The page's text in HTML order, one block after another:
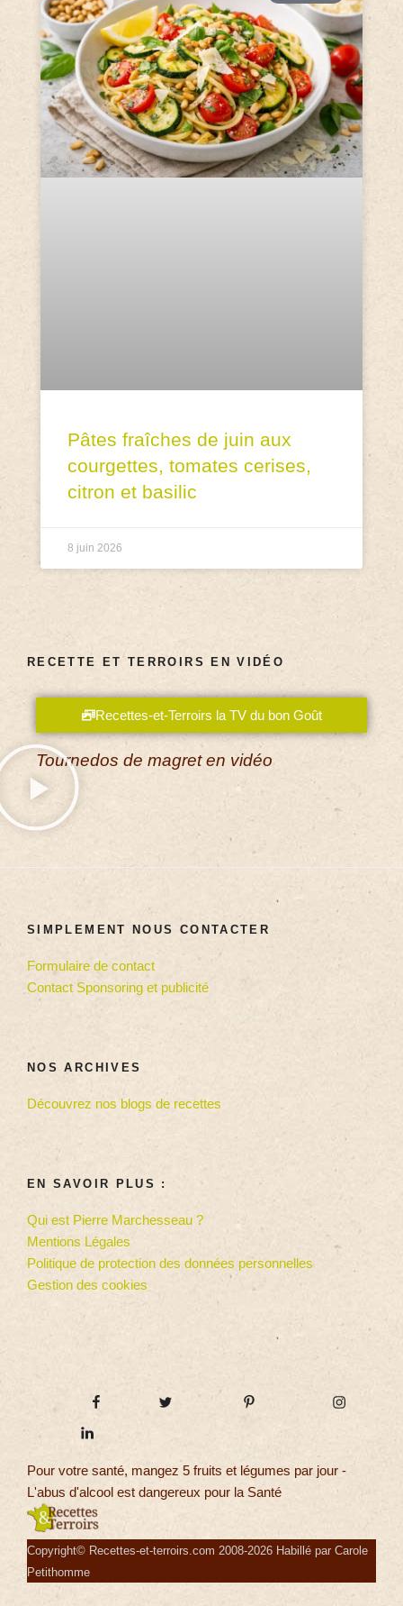
Pâtes fraîches de juin aux
courgettes, tomates cerises,
citron et basilic
8 juin 2026
RECETTE ET TERROIRS EN VIDÉO
Recettes-et-Terroirs la TV du bon Goût
Tournedos de magret en vidéo
SIMPLEMENT NOUS CONTACTER
Formulaire de contact
Contact Sponsoring et publicité
NOS ARCHIVES
Découvrez nos blogs de recettes
EN SAVOIR PLUS :
Qui est Pierre Marchesseau ?
Mentions Légales
Politique de protection des données personnelles
Gestion des cookies
Pour votre santé, mangez 5 fruits et légumes par jour -
L'abus d'alcool est dangereux pour la Santé
Copyright© Recettes-et-terroirs.com 2008-2026 Habillé par Carole
Petithomme